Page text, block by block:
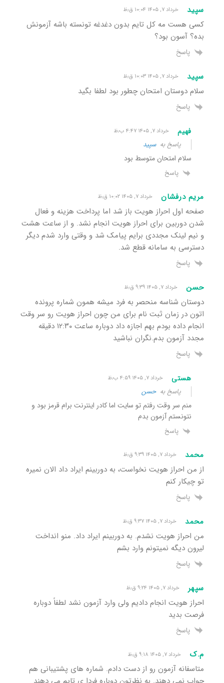
سپید خرداد ۷, ۱۴۰۵ ۱۰:۰۴ ق٫ظ
کسی هست مه کل تایم بدون دغدغه تونسته باشه آزمونش
بده؟ آسون بود؟
پاسخ
سپید خرداد ۷, ۱۴۰۵ ۱۰:۰۳ ق٫ظ
سلام دوستان امتحان چطور بود لطفا بگید
پاسخ
فهیم خرداد ۷, ۱۴۰۵ ۴:۴۷ ب٫ظ
پاسخ بهسپید
سلام امتحان متوسط بود
پاسخ
مریم درفشان خرداد ۷, ۱۴۰۵ ۱۰:۰۲ ق٫ظ
صفحه اول احراز هویت باز شد اما پرداخت هزینه و فعال
شدن دوربین برای احراز هویت انجام نشد. و از ساعت هشت
و نیم لینک مجددی برایم پیامک شد و وقتی وارد شدم دیگر
دسترسی به سامانه قطع شد.
پاسخ
حسن خرداد ۷, ۱۴۰۵ ۹:۳۹ ق٫ظ
دوستان شناسه منحصر به فرد میشه همون شماره پرونده
اتون در زمان ثبت نام برای من چون احراز هویت رو سر وقت
انجام داده بودم بهم اجازه داد دوباره ساعت ۱۲:۳۰ دقیقه
مجدد آزمون بدم.نگران نباشید
پاسخ
هستی خرداد ۷, ۱۴۰۵ ۴:۵۹ ب٫ظ
پاسخ بهحسن
منم سر وقت رفتم تو سایت اما کادر اینترنت برام قرمز بود و
نتونستم آزمون بدم
پاسخ
محمد خرداد ۷, ۱۴۰۵ ۹:۳۹ ق٫ظ
از من احراز هویت نخواست، به دوربینم ایراد داد الان نمیره
تو چیکار کنم
پاسخ
محمد خرداد ۷, ۱۴۰۵ ۹:۳۷ ق٫ظ
من احراز هویت نشدم. به دوربینم ایراد داد. منو انداخت
لیرون دیگه نمیتونم وارد بشم
پاسخ
سپهر خرداد ۷, ۱۴۰۵ ۹:۲۴ ق٫ظ
احراز هویت انجام دادیم ولی وارد آزمون نشد لطفاً دوباره
فرصت بدید
پاسخ
م.ک خرداد ۷, ۱۴۰۵ ۹:۱۸ ق٫ظ
متاسفانه آزمون رو از دست دادم. شماره های پشتیبانی هم